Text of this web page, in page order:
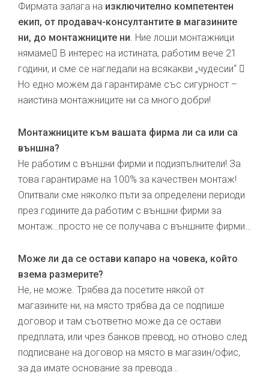
Фирмата залага на изключително компетентен
екип, от продавач-консултантите в магазините
ни, до монтажниците ни. Ние лоши монтажници
нямаме В интерес на истината, работим вече 21
години, и сме се нагледали на всякакви „чудесии“ 
Но едно можем да гарантираме със сигурност –
наистина монтажниците ни са много добри!
Монтажниците към вашата фирма ли са или са
външна?
Не работим с външни фирми и подизпълнители! За
това гарантираме на 100% за качествен монтаж!
Опитвали сме няколко пъти за определени периоди
през годините да работим с външни фирми за
монтаж…просто не се получава с външните фирми…
Може ли да се остави капаро на човека, който
взема размерите?
Не, не може. Трябва да посетите някой от
магазините ни, на място трябва да се подпише
договор и там съответно може да се остави
предплата, или чрез банков превод, но отново след
подписване на договор на място в магазин/офис,
за да имате основание за превода…